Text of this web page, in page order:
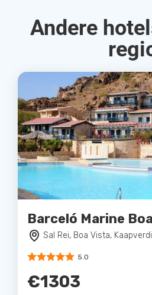
Andere
Barceló Marine
Sal Rei, Boa Vista,
5.0
€1303